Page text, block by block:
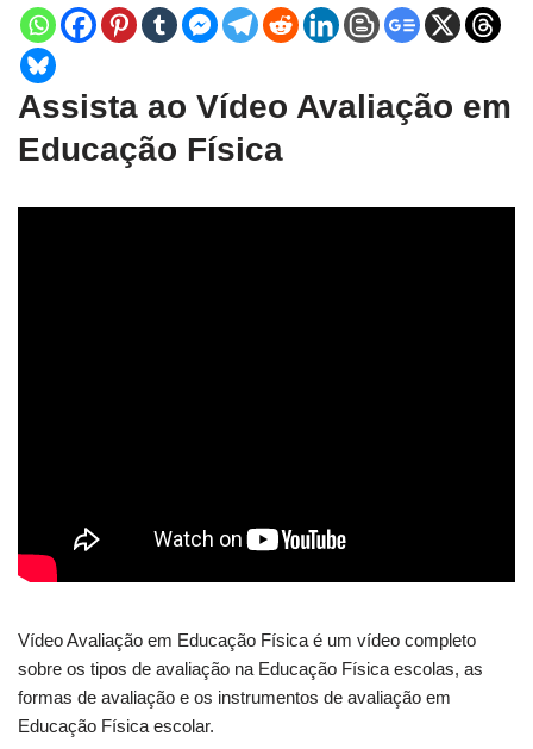
Assista ao Vídeo Avaliação em
Educação Física
Vídeo Avaliação em Educação Física é um vídeo completo
sobre os tipos de avaliação na Educação Física escolas, as
formas de avaliação e os instrumentos de avaliação em
Educação Física escolar.